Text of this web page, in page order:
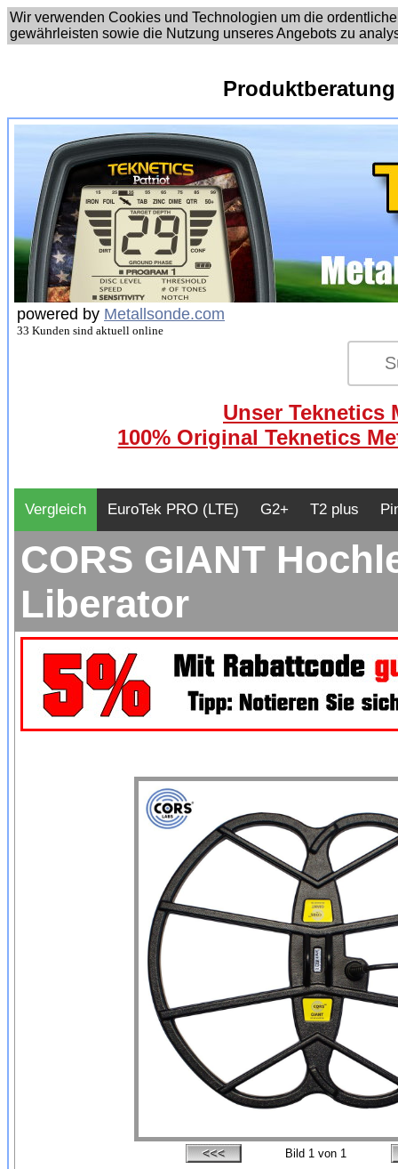
Wir verwenden Cookies und Technologien um die
gewährleisten sowie die Nutzung unseres Angebots zu
powered by Metallsonde.com
33 Kunden sind aktuell online
Unser Teknetics
100% Original Teknetics
Vergleich EuroTek PRO (LTE) G2+ T2 plus
CORS GIANT
Liberator
Bild 1 von 1